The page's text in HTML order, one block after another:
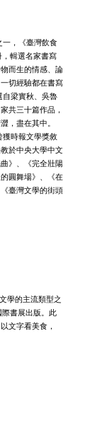
一，《臺灣飲食
輯選名家書寫
而生的情感、論
切經驗都在書寫
梁實秋、吳魯
共三十篇作品，
，盡在其中。
獲時報文學獎敘
於中央大學中文
》、《完全壯陽
圓舞場》、《在
臺灣文學的街頭
學的主流類型之
書展出版。此
文字看美食，